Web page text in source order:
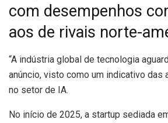
com desempenhos
aos de rivais norte-
“A indústria global de tecnologia
anúncio, visto como um indicativo das
no setor de IA.
No início de 2025, a startup sediada